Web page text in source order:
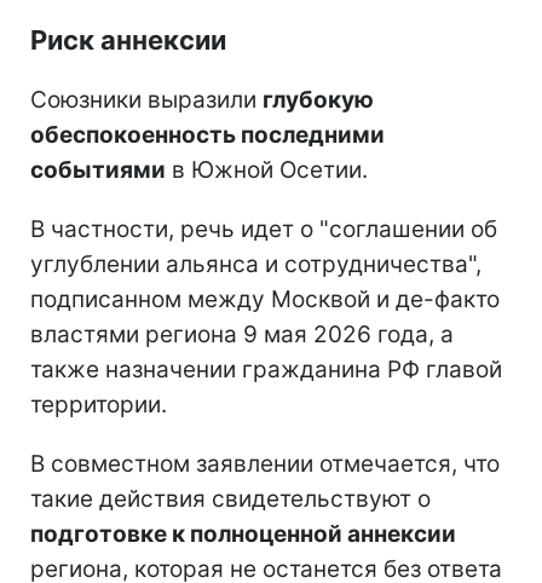
Риск аннексии
Союзники выразили глубокую
обеспокоенность последними
событиями в Южной Осетии.
В частности, речь идет о "соглашении об
углублении альянса и сотрудничества",
подписанном между Москвой и де-факто
властями региона 9 мая 2026 года, а
также назначении гражданина РФ главой
территории.
В совместном заявлении отмечается, что
такие действия свидетельствуют о
подготовке к полноценной аннексии
региона, которая не останется без ответа